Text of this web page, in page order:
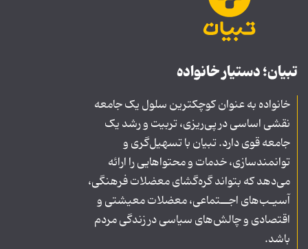
تبیان؛ دستیار خانواده
خانواده به عنوان کوچکترین سلول یک جامعه
نقشی اساسی در پی‌ریزی، تربیت و رشد یک
جامعه قوی دارد. تبیان با تسهیل‌گری و
توانمندسازی، خدمات و محتواهایی را ارائه
می‌دهد که بتواند گره‌گشای معضلات فرهنگی،
آسیـب‌های اجــتماعی، معضلات معیشتی و
اقتصادی و چالش‌های سیاسی در زندگی مردم
باشد.